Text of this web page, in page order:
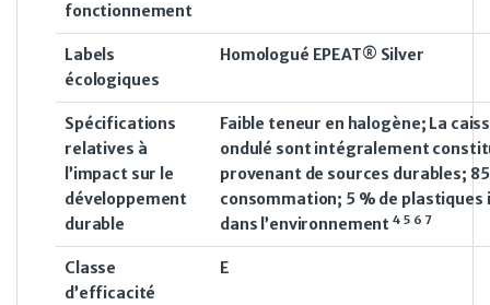
fonctionnement
Labels
écologiques
Homologué EPEAT® Silver
Spécifications
relatives à
l’impact sur le
développement
durable
Faible teneur en halogène; La
ondulé sont intégralement
provenant de sources durables;
consommation; 5 % de plastiques
dans l’environnement4 5 6 7
Classe
d’efficacité
E